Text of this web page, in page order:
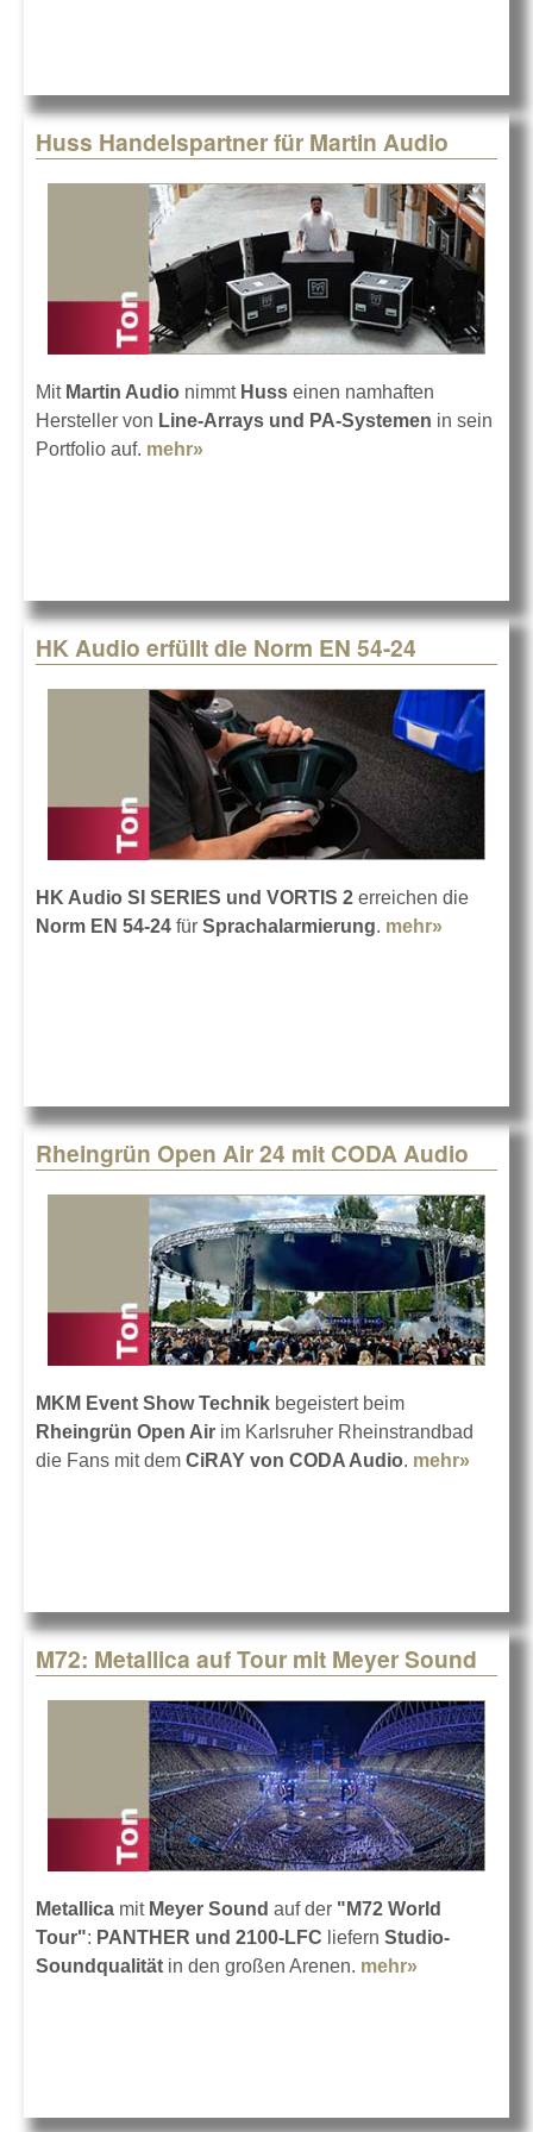
Huss Handelspartner für Martin Audio
MitMartin Audio nimmt Huss einen namhaften
Hersteller von Line-Arrays und PA-Systemen in sein
Portfolio auf. mehr»
HK Audio erfüllt die Norm EN 54-24
HK Audio SI SERIES und VORTIS 2 erreichen die
Norm EN 54-24 für Sprachalarmierung. mehr»
Rheingrün Open Air 24 mit CODA Audio
MKM Event Show Technik begeistert beim
Rheingrün Open Air im Karlsruher Rheinstrandbad
die Fans mit dem CiRAY von CODA Audio. mehr»
M72: Metallica auf Tour mit Meyer Sound
Metallica mit Meyer Sound auf der "M72 World
Tour": PANTHER und 2100-LFC liefern Studio-
Soundqualität in den großen Arenen. mehr»